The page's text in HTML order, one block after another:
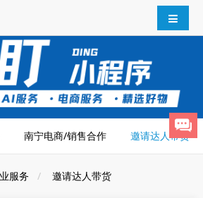
南宁电商/销售合作 邀请达人带货
服务 邀请达人带货